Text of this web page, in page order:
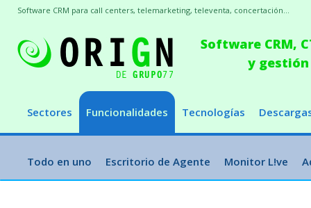
Software CRM,
y
Sectores Funcionalidades Tecnologías
Todo en uno Escritorio de Agente Monitor L!ve
Software CRM para call centers, telemarketing, televenta, concertación...